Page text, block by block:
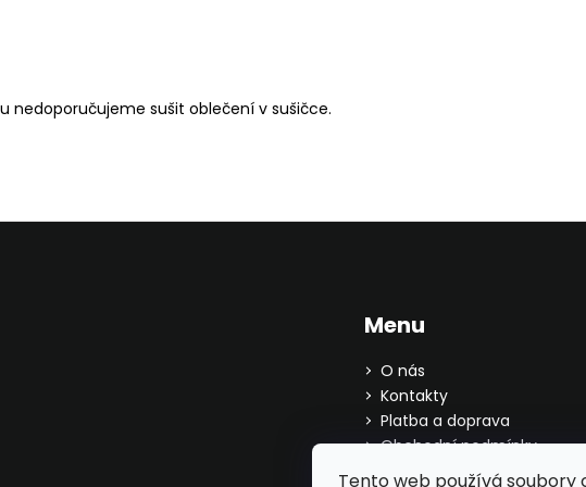
Tento web používá soubory
nedoporučujeme sušit oblečení v sušičce.
Menu
O nás
Kontakty
Platba a doprava
Obchodní podmínky
Ochrana osobních údajů